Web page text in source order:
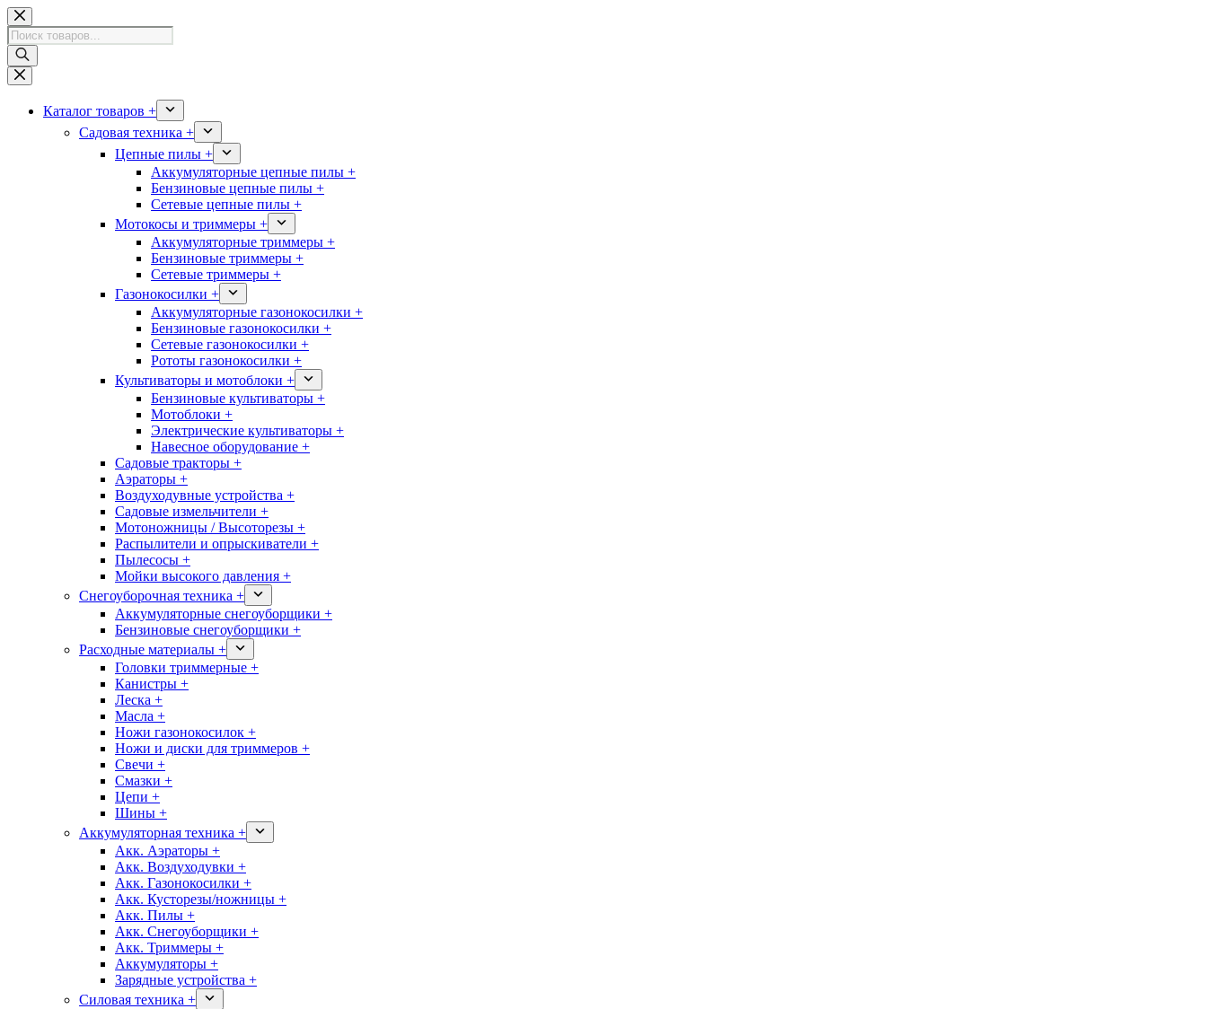
Перейти
к
сути
Поиск
товаров
Каталог товаров +
Садовая техника +
Цепные пилы +
Аккумуляторные цепные пилы +
Бензиновые цепные пилы +
Сетевые цепные пилы +
Мотокосы и триммеры +
Аккумуляторные триммеры +
Бензиновые триммеры +
Сетевые триммеры +
Газонокосилки +
Аккумуляторные газонокосилки +
Бензиновые газонокосилки +
Сетевые газонокосилки +
Рототы газонокосилки +
Культиваторы и мотоблоки +
Бензиновые культиваторы +
Мотоблоки +
Электрические культиваторы +
Навесное оборудование +
Садовые тракторы +
Аэраторы +
Воздуходувные устройства +
Садовые измельчители +
Мотоножницы / Высоторезы +
Распылители и опрыскиватели +
Пылесосы +
Мойки высокого давления +
Снегоуборочная техника +
Аккумуляторные снегоуборщики +
Бензиновые снегоуборщики +
Расходные материалы +
Головки триммерные +
Канистры +
Леска +
Масла +
Ножи газонокосилок +
Ножи и диски для триммеров +
Свечи +
Смазки +
Цепи +
Шины +
Аккумуляторная техника +
Акк. Аэраторы +
Акк. Воздуходувки +
Акк. Газонокосилки +
Акк. Кусторезы/ножницы +
Акк. Пилы +
Акк. Снегоуборщики +
Акк. Триммеры +
Аккумуляторы +
Зарядные устройства +
Силовая техника +